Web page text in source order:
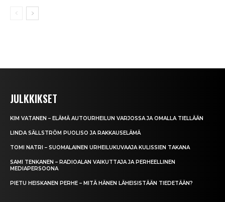
JULKKIKSET
KIM VATANEN – ELÄMÄ AUTOURHEILUN VARJOSSA JA OMALLA TIELLÄÄN
LINDA SÄLLSTRÖM PUOLISO JA RAKKAUSELÄMÄ
TOMI NATRI – SUOMALAINEN URHEILUKUVAAJA KULISSIEN TAKANA
SAMI TENKANEN – RADIOALAN VAIKUTTAJA JA PERHEELLINEN
MEDIAPERSOONA
PIETU HEISKANEN PERHE – MITÄ HÄNEN LÄHEISISTÄÄN TIEDETÄÄN?